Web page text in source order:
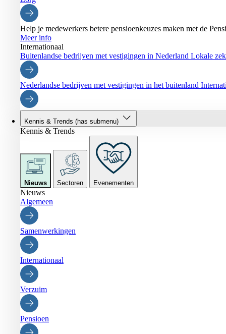
Help je medewerkers betere pensioenkeuzes maken met de
Meer info
Internationaal
Buitenlandse bedrijven met vestigingen in Nederland Lokale
Nederlandse bedrijven met vestigingen in het buitenland
Kennis & Trends (has submenu)
Kennis & Trends
Nieuws Sectoren Evenementen
Nieuws
Algemeen
Samenwerkingen
Internationaal
Verzuim
Pensioen